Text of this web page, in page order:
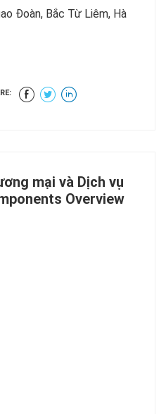
Đoàn, Bắc Từ Liêm, Hà
mại và Dịch vụ
Overview